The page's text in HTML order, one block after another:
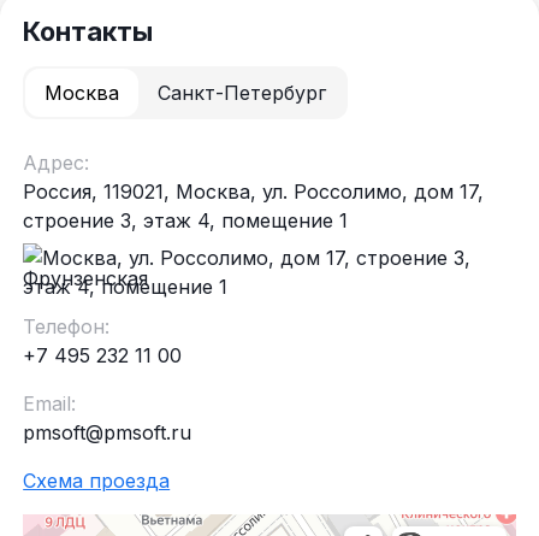
Контакты
Москва Санкт-Петербург
Адрес:
Россия, 119021, Москва, ул. Россолимо, дом 17,
строение 3, этаж 4, помещение 1
Фрунзенская
Телефон:
+7 495 232 11 00
Email:
pmsoft@pmsoft.ru
Схема проезда